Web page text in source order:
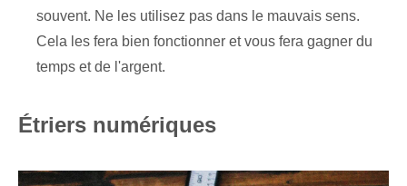
souvent. Ne les utilisez pas dans le mauvais sens.
Cela les fera bien fonctionner et vous fera gagner du
temps et de l'argent.
Étriers numériques